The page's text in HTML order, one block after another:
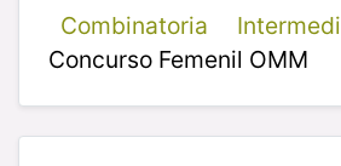
Combinatoria
Concurso Femenil OMM